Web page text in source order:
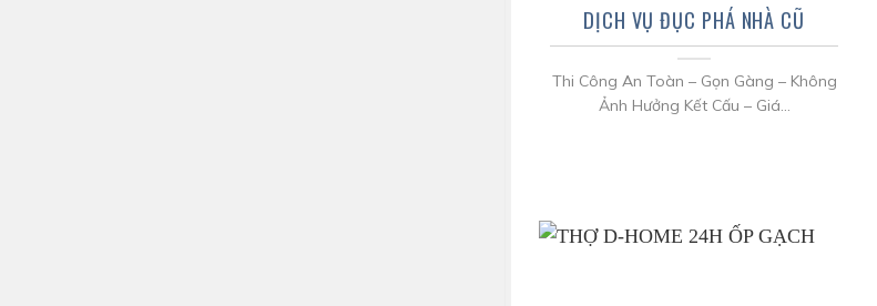
DỊCH VỤ ĐỤC PHÁ NHÀ CŨ
Thi Công An Toàn – Gọn Gàng – Không
Ảnh Hưởng Kết Cấu – Giá...